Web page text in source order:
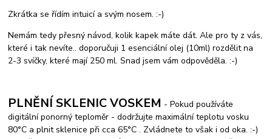
Zkrátka se řídím intuicí a svým nosem. :-)
Nemám tedy přesný návod, kolik kapek máte dát. Ale pro ty z vás,
které i tak nevíte.. doporučuji 1 esenciální olej (10ml) rozdělit na
2-3 svíčky, které mají 250 ml. Snad jsem vám odpověděla. :-)
PLNĚNÍ SKLENIC VOSKEM - Pokud používáte
digitální ponorný teploměr - dodržujte maximální teplotu vosku
80°C a plnit sklenice při cca 65°C . Zvládnete to však i od oka. :-)